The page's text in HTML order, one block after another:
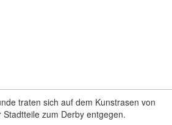
traten sich auf dem Kunstrasen von
zum Derby entgegen.